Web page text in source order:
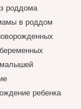
роддома
в роддом
ребенка